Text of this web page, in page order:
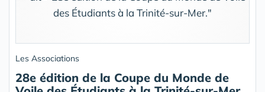
Les Associations
28e édition de la Coupe du Monde de